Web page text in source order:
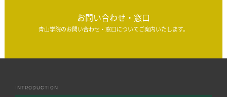
お問い合わせ・窓口
青山学院のお問い合わせ・窓口についてご案内いたします。
INTRODUCTION